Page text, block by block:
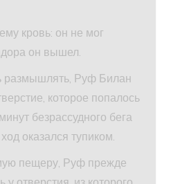
кровь: он не мог
он вышел.
размышлять, Руф Билан
которое попалось
безрассудного бега
оказался тупиком.
пещеру, Руф прежде